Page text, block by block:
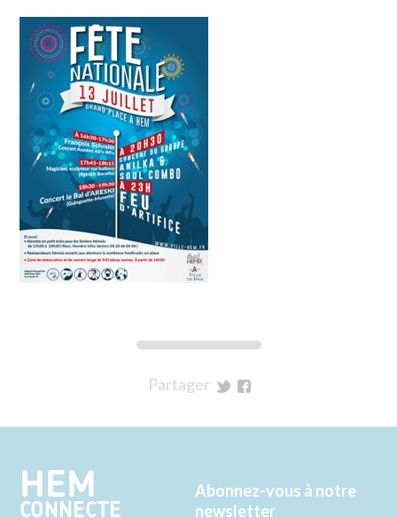
Partager
Twitter
Facebook
HEM
CONNECTE
Abonnez-vous à notre
newsletter